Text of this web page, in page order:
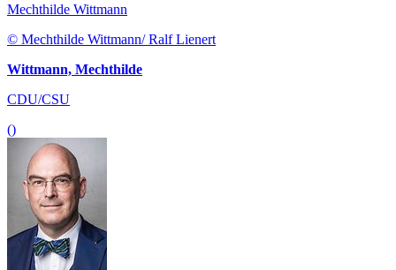
Mechthilde Wittmann
© Mechthilde Wittmann/ Ralf Lienert
Wittmann, Mechthilde
CDU/CSU
()